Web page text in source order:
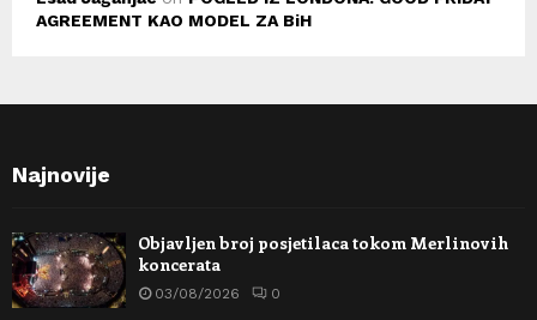
AGREEMENT KAO MODEL ZA BiH
Najnovije
Objavljen broj posjetilaca tokom Merlinovih
koncerata
03/08/2026 0